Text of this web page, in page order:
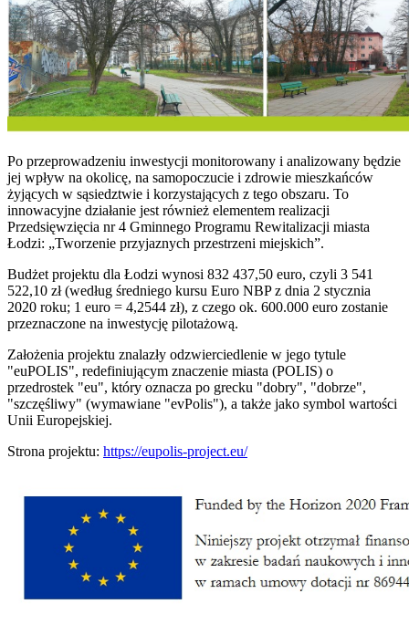
Po przeprowadzeniu inwestycji monitorowany i analizowany będzie
jej wpływ na okolicę, na samopoczucie i zdrowie mieszkańców
żyjących w sąsiedztwie i korzystających z tego obszaru. To
innowacyjne działanie jest również elementem realizacji
Przedsięwzięcia nr 4 Gminnego Programu Rewitalizacji miasta
Łodzi: „Tworzenie przyjaznych przestrzeni miejskich”.
Budżet projektu dla Łodzi wynosi 832 437,50 euro, czyli 3 541
522,10 zł (według średniego kursu Euro NBP z dnia 2 stycznia
2020 roku; 1 euro = 4,2544 zł), z czego ok. 600.000 euro zostanie
przeznaczone na inwestycję pilotażową.
Założenia projektu znalazły odzwierciedlenie w jego tytule
"euPOLIS", redefiniującym znaczenie miasta (POLIS) o
przedrostek "eu", który oznacza po grecku "dobry", "dobrze",
"szczęśliwy" (wymawiane "evPolis"), a także jako symbol wartości
Unii Europejskiej.
Strona projektu: https://eupolis-project.eu/